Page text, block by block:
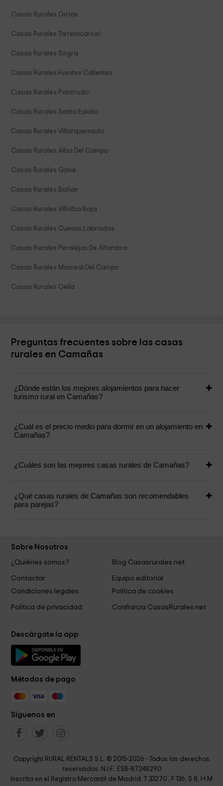
Casas Rurales Orrios
Casas Rurales Torrelacarcel
Casas Rurales Singra
Casas Rurales Fuentes Calientes
Casas Rurales Pancrudo
Casas Rurales Santa Eulalia
Casas Rurales Villarquemado
Casas Rurales Alba Del Campo
Casas Rurales Galve
Casas Rurales Bañon
Casas Rurales Villalba Baja
Casas Rurales Cuevas Labradas
Casas Rurales Peralejos De Alfambra
Casas Rurales Monreal Del Campo
Casas Rurales Cella
Preguntas frecuentes sobre las casas
rurales en Camañas
¿Dónde están los mejores alojamientos para hacer
turismo rural en Camañas?
¿Cuál es el precio medio para dormir en un alojamiento en
Camañas?
¿Cuáles son las mejores casas rurales de Camañas?
¿Qué casas rurales de Camañas son recomendables
para parejas?
Sobre Nosotros
¿Quiénes somos?
Blog Casasrurales.net
Contactar
Equipo editorial
Condiciones legales
Política de cookies
Política de privacidad Confianza CasasRurales.net
Descárgate la app
Métodos de pago
Síguenos en
Copyright RURAL RENTALS S.L. © 2015-2026 - Todos los derechos
reservados. N.I.F.: ESB-87248290
Inscrita en el Registro Mercantil de Madrid, T 33270 , F 136, S 8, H M